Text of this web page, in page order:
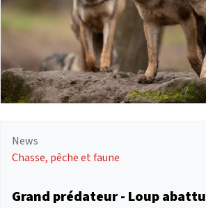
News
Chasse, pêche et faune
Grand prédateur - Loup